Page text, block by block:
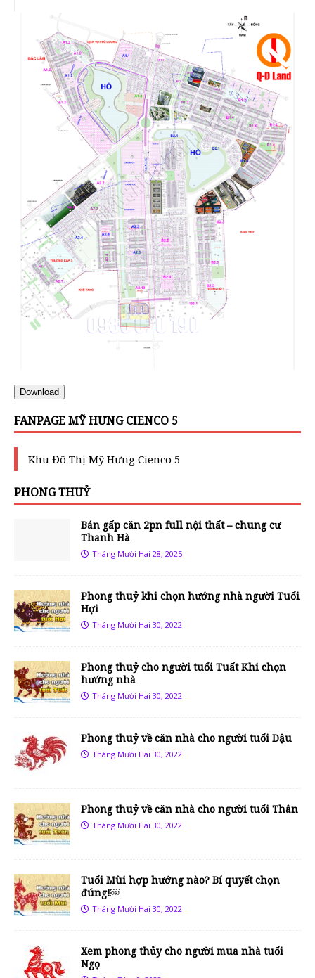
Download
FANPAGE MỸ HƯNG CIENCO 5
Khu Đô Thị Mỹ Hưng Cienco 5
PHONG THUỶ
Bán gấp căn 2pn full nội thất – chung cư
Thanh Hà
Tháng Mười Hai 28, 2025
Phong thuỷ khi chọn hướng nhà người Tuổi
Hợi
Tháng Mười Hai 30, 2022
Phong thuỷ cho người tuổi Tuất Khi chọn
hướng nhà
Tháng Mười Hai 30, 2022
Phong thuỷ về căn nhà cho người tuổi Dậu
Tháng Mười Hai 30, 2022
Phong thuỷ về căn nhà cho người tuổi Thân
Tháng Mười Hai 30, 2022
Tuổi Mùi hợp hướng nào? Bí quyết chọn
đúng!￼
Tháng Mười Hai 30, 2022
Xem phong thủy cho người mua nhà tuổi
Ngọ